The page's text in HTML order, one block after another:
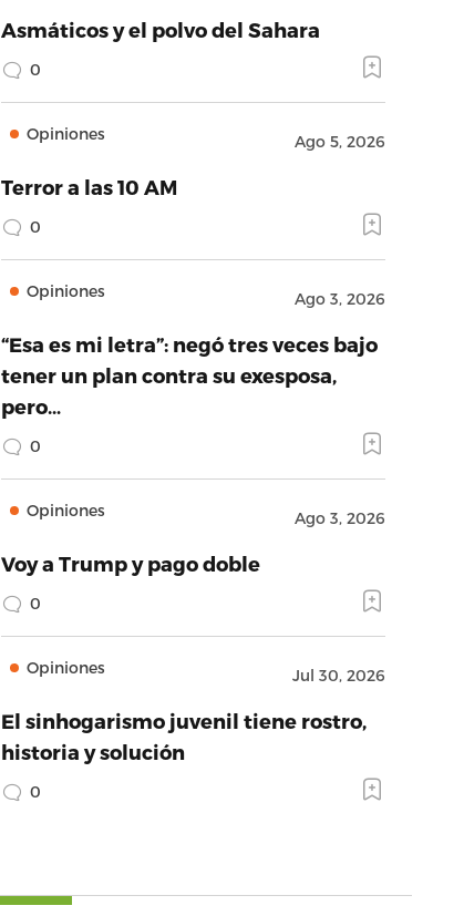
Asmáticos y el polvo del Sahara
0
Opiniones Ago 5, 2026
Terror a las 10 AM
0
Opiniones Ago 3, 2026
“Esa es mi letra”: negó tres veces bajo
tener un plan contra su exesposa,
pero…
0
Opiniones Ago 3, 2026
Voy a Trump y pago doble
0
Opiniones Jul 30, 2026
El sinhogarismo juvenil tiene rostro,
historia y solución
0